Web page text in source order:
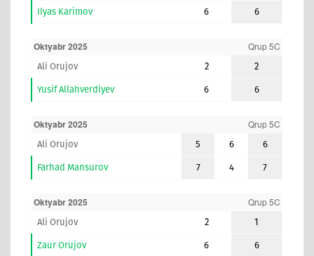
Ilyas Karimov 6 6
Oktyabr 2025 Qrup 5C
Ali Orujov 2 2
Yusif Allahverdiyev 6 6
Oktyabr 2025 Qrup 5C
Ali Orujov 5 6 6
Farhad Mansurov 7 4 7
Oktyabr 2025 Qrup 5C
Ali Orujov 2 1
Zaur Orujov 6 6